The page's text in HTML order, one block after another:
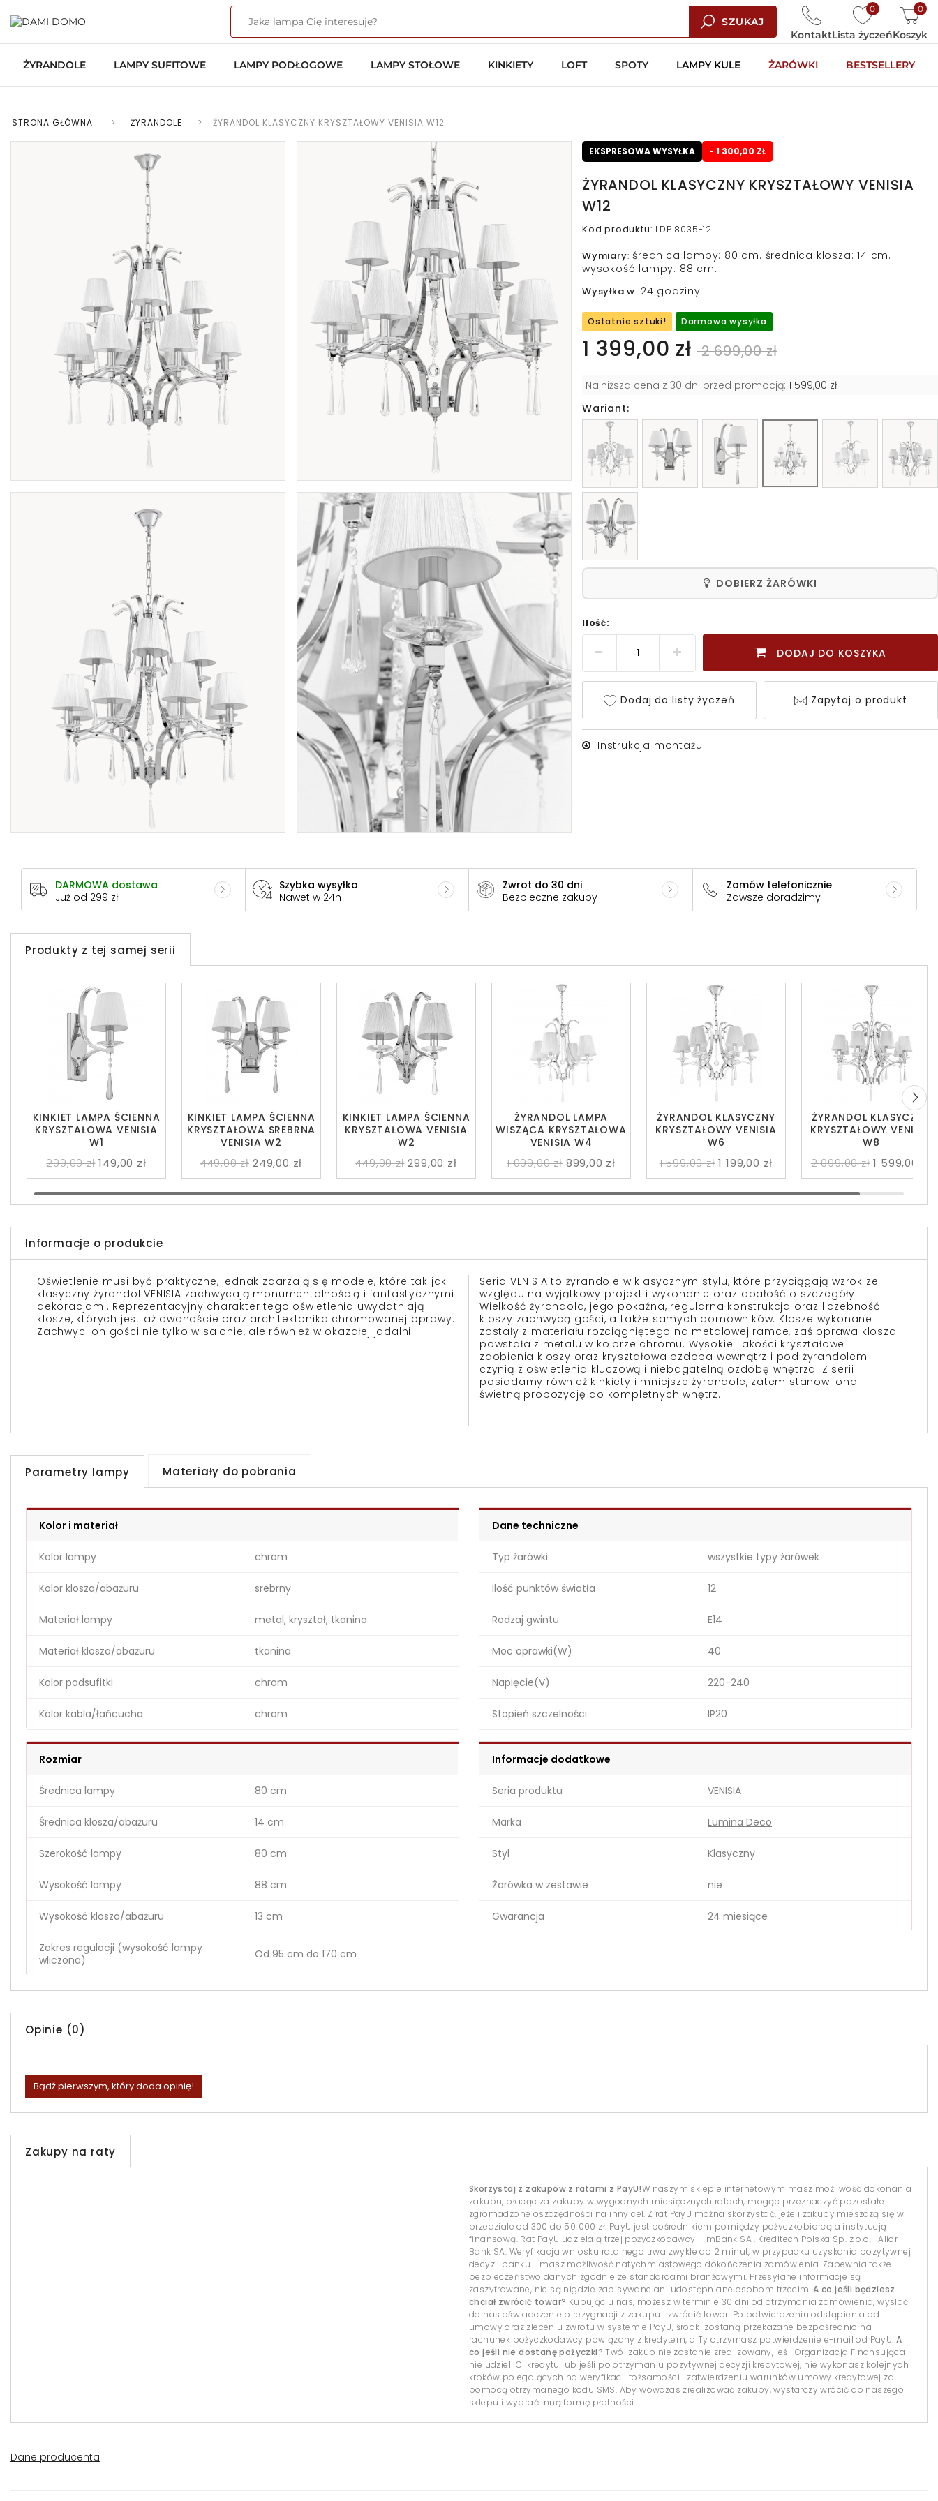
SZUKAJ
0
Lista życzeń
0
Koszyk
Kontakt
ŻYRANDOLE LAMPY SUFITOWE LAMPY PODŁOGOWE LAMPY STOŁOWE KINKIETY LOFT SPOTY LAMPY KULE ŻARÓWKI BESTSELLERY
STRONA GŁÓWNA > ŻYRANDOLE > ŻYRANDOL KLASYCZNY KRYSZTAŁOWY VENISIA W12
EKSPRESOWA WYSYŁKA - 1 300,00 ZŁ
ŻYRANDOL KLASYCZNY KRYSZTAŁOWY VENISIA
W12
Kod produktu: LDP 8035-12
Wymiary: średnica lampy: 80 cm. średnica klosza: 14 cm.
wysokość lampy: 88 cm.
Wysyłka w: 24 godziny
Ostatnie sztuki! Darmowa wysyłka
1 399,00 zł 2 699,00 zł
Najniższa cena z 30 dni przed promocją: 1 599,00 zł
Wariant:
DOBIERZ ŻARÓWKI
Ilość:
DODAJ DO KOSZYKA
Dodaj do listy życzeń Zapytaj o produkt
Instrukcja montażu
DARMOWA dostawa
Już od 299 zł
Szybka wysyłka
Nawet w 24h
Zwrot do 30 dni
Bezpieczne zakupy
Zamów telefonicznie
Zawsze doradzimy
Produkty z tej samej serii
ŻYRANDOL LAMPA
WISZĄCA KRYSZTAŁOWA
VENISIA W4
1 099,00 zł 899,00 zł
KINKIET LAMPA ŚCIENNA
KRYSZTAŁOWA VENISIA
W1
299,00 zł 149,00 zł
ŻYRANDOL KLASYCZNY
KRYSZTAŁOWY VENISIA
W8
2 099,00 zł 1 599,00 zł
ŻYRANDOL KLASYCZNY
KRYSZTAŁOWY VENISIA
W6
1 599,00 zł 1 199,00 zł
KINKIET LAMPA ŚCIENNA
KRYSZTAŁOWA SREBRNA
VENISIA W2
449,00 zł 249,00 zł
KINKIET LAMPA ŚCIENNA
KRYSZTAŁOWA VENISIA
W2
449,00 zł 299,00 zł
Informacje o produkcie
Oświetlenie musi być praktyczne, jednak zdarzają się modele, które tak jak
klasyczny żyrandol VENISIA zachwycają monumentalnością i fantastycznymi
dekoracjami. Reprezentacyjny charakter tego oświetlenia uwydatniają
klosze, których jest aż dwanaście oraz architektonika chromowanej oprawy.
Zachwyci on gości nie tylko w salonie, ale również w okazałej jadalni.
Seria VENISIA to żyrandole w klasycznym stylu, które przyciągają wzrok ze
względu na wyjątkowy projekt i wykonanie oraz dbałość o szczegóły.
Wielkość żyrandola, jego pokaźna, regularna konstrukcja oraz liczebność
kloszy zachwycą gości, a także samych domowników. Klosze wykonane
zostały z materiału rozciągniętego na metalowej ramce, zaś oprawa klosza
powstała z metalu w kolorze chromu. Wysokiej jakości kryształowe
zdobienia kloszy oraz kryształowa ozdoba wewnątrz i pod żyrandolem
czynią z oświetlenia kluczową i niebagatelną ozdobę wnętrza. Z serii
posiadamy również kinkiety i mniejsze żyrandole, zatem stanowi ona
świetną propozycję do kompletnych wnętrz.
Parametry lampy Materiały do pobrania
Kolor i materiał
Kolor lampy chrom
Kolor klosza/abażuru srebrny
Materiał lampy metal, kryształ, tkanina
Materiał klosza/abażuru tkanina
Kolor podsufitki chrom
Kolor kabla/łańcucha chrom
Dane techniczne
Typ żarówki wszystkie typy żarówek
Ilość punktów światła 12
Rodzaj gwintu E14
Moc oprawki(W) 40
Napięcie(V) 220-240
Stopień szczelności IP20
Rozmiar
Średnica lampy 80 cm
Średnica klosza/abażuru 14 cm
Szerokość lampy 80 cm
Wysokość lampy 88 cm
Wysokość klosza/abażuru 13 cm
Zakres regulacji (wysokość lampy
wliczona)
Od 95 cm do 170 cm
Informacje dodatkowe
Seria produktu VENISIA
Marka Lumina Deco
Styl Klasyczny
Żarówka w zestawie nie
Gwarancja 24 miesiące
Opinie (0)
Bądź pierwszym, który doda opinię!
Zakupy na raty
Skorzystaj z zakupów z ratami z PayU!W naszym sklepie internetowym masz możliwość dokonania
zakupu, płacąc za zakupy w wygodnych miesięcznych ratach, mogąc przeznaczyć pozostałe
zgromadzone oszczędności na inny cel. Z rat PayU można skorzystać, jeżeli zakupy mieszczą się w
przedziale od 300 do 50 000 zł. PayU jest pośrednikiem pomiędzy pożyczkobiorcą a instytucją
finansową. Rat PayU udzielają trzej pożyczkodawcy – mBank SA , Kreditech Polska Sp. z o.o. i Alior
Bank SA. Weryfikacja wniosku ratalnego trwa zwykle do 2 minut, w przypadku uzyskania pozytywnej
decyzji banku - masz możliwość natychmiastowego dokończenia zamówienia. Zapewnia także
bezpieczeństwo danych zgodnie ze standardami branżowymi. Przesyłane informacje są
zaszyfrowane, nie są nigdzie zapisywane ani udostępniane osobom trzecim. A co jeśli będziesz
chciał zwrócić towar? Kupując u nas, możesz w terminie 30 dni od otrzymania zamówienia, wysłać
do nas oświadczenie o rezygnacji z zakupu i zwrócić towar. Po potwierdzeniu odstąpienia od
umowy oraz zleceniu zwrotu w systemie PayU, środki zostaną przekazane bezpośrednio na
rachunek pożyczkodawcy powiązany z kredytem, a Ty otrzymasz potwierdzenie e-mail od PayU. A
co jeśli nie dostanę pożyczki? Twój zakup nie zostanie zrealizowany, jeśli Organizacja Finansująca
nie udzieli Ci kredytu lub jeśli po otrzymaniu pozytywnej decyzji kredytowej, nie wykonasz kolejnych
kroków polegających na weryfikacji tożsamości i zatwierdzeniu warunków umowy kredytowej za
pomocą otrzymanego kodu SMS. Aby wówczas zrealizować zakupy, wystarczy wrócić do naszego
sklepu i wybrać inną formę płatności.
Dane producenta